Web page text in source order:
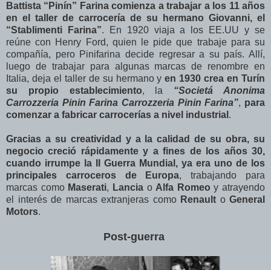
Battista “Pinín” Farina comienza a trabajar a los 11 años
en el taller de carrocería de su hermano Giovanni, el
“Stablimenti Farina”. En 1920 viaja a los EE.UU y se
reúne con Henry Ford, quien le pide que trabaje para su
compañía, pero Pinifarina decide regresar a su país. Allí,
luego de trabajar para algunas marcas de renombre en
Italia, deja el taller de su hermano yen 1930 crea en Turín
su propio establecimiento, la “Societá Anonima
Carrozzeria Pinin Farina Carrozzeria Pinin Farina”, para
comenzar a fabricar carrocerías a nivel industrial .
Gracias a su creatividad y a la calidad de su obra, su
negocio creció rápidamente y a fines de los años 30,
cuando irrumpe la II Guerra Mundial, ya era uno de los
principales carroceros de Europa, trabajando para
marcas como Maserati, Lanciao Alfa Romeo y atrayendo
el interés de marcas extranjeras como Renault o General
Motors.
Post-guerra